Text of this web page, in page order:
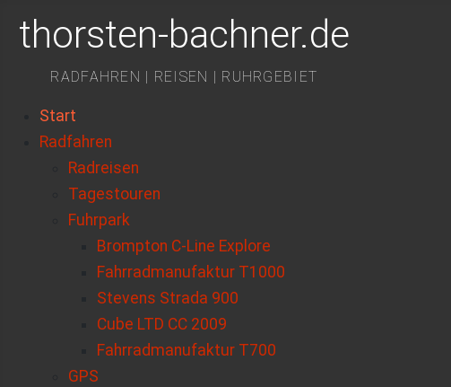
thorsten-bachner.de
RADFAHREN | REISEN | RUHRGEBIET
Start
Radfahren
Radreisen
Tagestouren
Fuhrpark
Brompton C-Line Explore
Fahrradmanufaktur T1000
Stevens Strada 900
Cube LTD CC 2009
Fahrradmanufaktur T700
GPS